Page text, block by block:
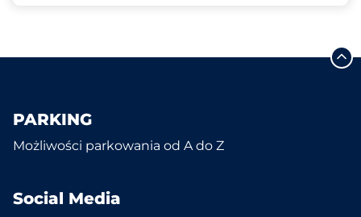
PARKING
Możliwości parkowania od A do Z
Social Media